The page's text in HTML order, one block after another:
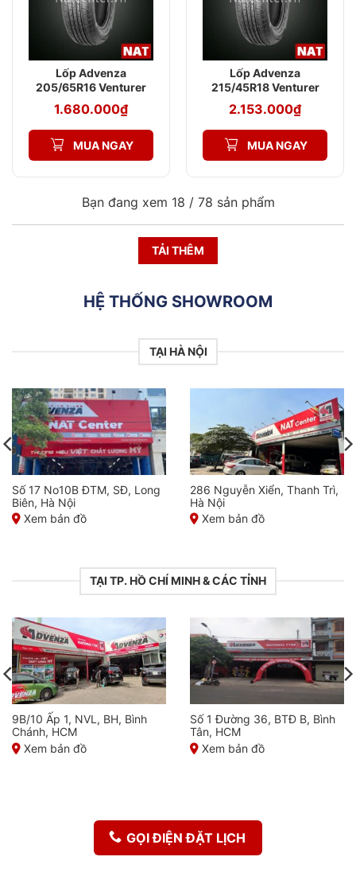
Lốp Advenza
205/65R16 Venturer
AV579 95H
1.680.000₫
MUA NGAY
Lốp Advenza
215/45R18 Venturer
AV579 95VXL
2.153.000₫
MUA NGAY
Bạn đang xem 18 / 78 sản phẩm
TẢI THÊM
HỆ THỐNG SHOWROOM
TẠI HÀ NỘI
Số 17 No10B ĐTM, SĐ, Long
Biên, Hà Nội
Xem bản đồ
286 Nguyễn Xiển, Thanh Trì,
Hà Nội
Xem bản đồ
TẠI TP. HỒ CHÍ MINH & CÁC TỈNH
9B/10 Ấp 1, NVL, BH, Bình
Chánh, HCM
Xem bản đồ
Số 1 Đường 36, BTĐ B, Bình
Tân, HCM
Xem bản đồ
GỌI ĐIỆN ĐẶT LỊCH